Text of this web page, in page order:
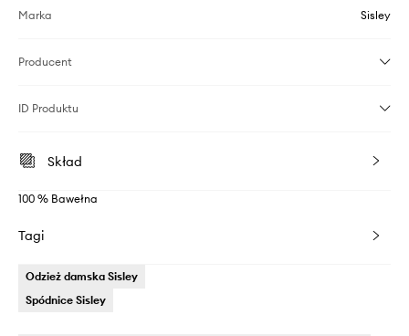
Marka Sisley
Producent
ID Produktu
Skład
100 % Bawełna
Tagi
Odzież damska Sisley
Spódnice Sisley